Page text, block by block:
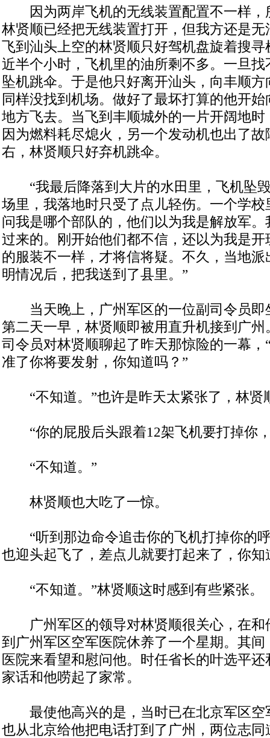
因为两岸飞机的无线装置配置不一样，
林贤顺已经把无线装置打开，但我方还是
飞到汕头上空的林贤顺只好驾机盘旋着搜
近半个小时，飞机里的油所剩不多。一旦
坠机跳伞。于是他只好离开汕头，向丰顺
同样没找到机场。做好了最坏打算的他开
地方飞去。当飞到丰顺城外的一片开阔地
因为燃料耗尽熄火，另一个发动机也出了
右，林贤顺只好弃机跳伞。
“我最后降落到大片的水田里，飞机坠
场里，我落地时只受了点儿轻伤。一个学
问我是哪个部队的，他们以为我是解放军
过来的。刚开始他们都不信，还以为我是
的服装不一样，才将信将疑。不久，当地
明情况后，把我送到了县里。”
当天晚上，广州军区的一位副司令员即
第二天一早，林贤顺即被用直升机接到广
司令员对林贤顺聊起了昨天那惊险的一幕，
准了你将要发射，你知道吗？”
“不知道。”也许是昨天太紧张了，林贤
“你的屁股后头跟着12架飞机要打掉你
“不知道。”
林贤顺也大吃了一惊。
“听到那边命令追击你的飞机打掉你的
也迎头起飞了，差点儿就要打起来了，你知
“不知道。”林贤顺这时感到有些紧张。
广州军区的领导对林贤顺很关心，在和
到广州军区空军医院休养了一个星期。其
医院来看望和慰问他。时任省长的叶选平
家话和他唠起了家常。
最使他高兴的是，当时已在北京军区空
也从北京给他把电话打到了广州，两位志